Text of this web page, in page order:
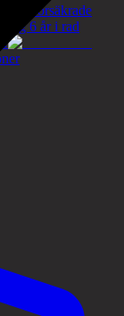
Tryggt försäkrade
6 år i rad